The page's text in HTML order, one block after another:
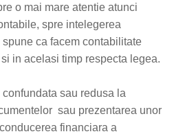
o mai mare atentie atunci
spre intelegerea
ca facem contabilitate
in acelasi timp respecta legea.
confundata sau redusa la
sau prezentarea unor
financiara a